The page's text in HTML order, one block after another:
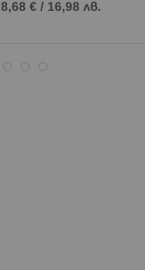
8,68 € / 16,98 лв.